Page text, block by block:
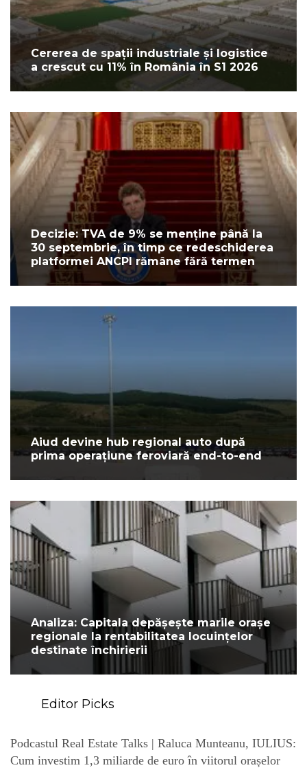
Cererea de spații industriale și logistice
a crescut cu 11% în România în S1 2026
Decizie: TVA de 9% se menține până la
30 septembrie, în timp ce redeschiderea
platformei ANCPI rămâne fără termen
Aiud devine hub regional auto după
prima operațiune feroviară end-to-end
Analiza: Capitala depășește marile orașe
regionale la rentabilitatea locuințelor
destinate închirierii
Editor Picks
Podcastul Real Estate Talks | Raluca Munteanu, IULIUS:
Cum investim 1,3 miliarde de euro în viitorul orașelor